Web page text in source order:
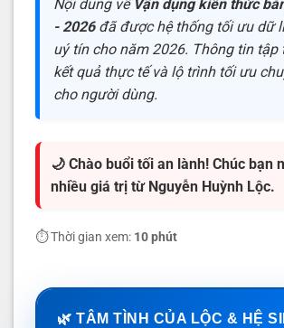
Nội dung về Vận dụng kiến thức
- 2026đã được hệ thống tối ưu dữ
uý tín cho năm 2026. Thông tin tập
kết quả thực tế và lộ trình tối ưu
cho người dùng.
🌙 Chào buổi tối an lành! Chúc bạn
nhiều giá trị từ Nguyễn Huỳnh Lộc.
⏱️ Thời gian xem: 10 phút
🌿 TÂM TÌNH CỦA LỘC & HỆ